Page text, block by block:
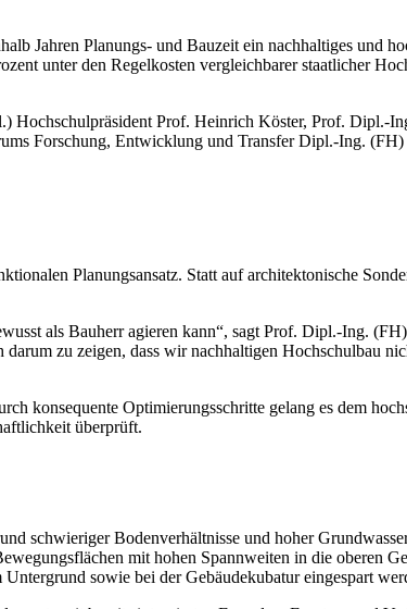
Jahren Planungs- und Bauzeit ein nachhaltiges und
unter den Regelkosten vergleichbarer staatlicher
Hochschulpräsident Prof. Heinrich Köster, Prof. Dipl.-
Forschung, Entwicklung und Transfer Dipl.-Ing.
Planungsansatz. Statt auf architektonische
als Bauherr agieren kann“, sagt Prof. Dipl.-Ing.
zu zeigen, dass wir nachhaltigen Hochschulbau
konsequente Optimierungsschritte gelang es dem
überprüft.
schwieriger Bodenverhältnisse und hoher
mit hohen Spannweiten in die oberen
sowie bei der Gebäudekubatur eingespart